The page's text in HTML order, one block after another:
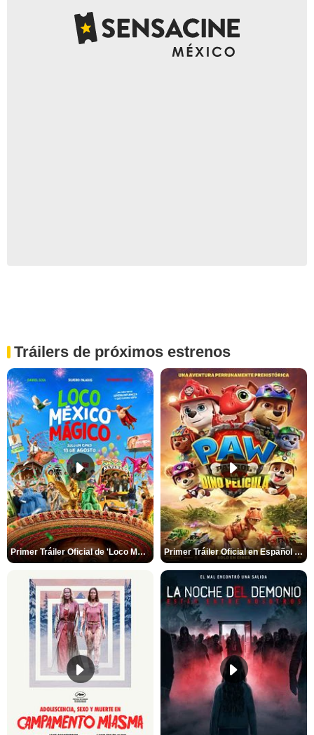
Tráilers de próximos estrenos
Primer Tráiler Oficial de 'Loco México Mágico' Primer Tráiler Oficial en Español de 'PAW Patrol La Dino Película'